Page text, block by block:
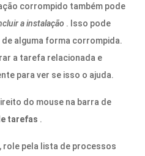
corrompido também pode
a instalação . Isso pode
alguma forma corrompida.
a tarefa relacionada e
para ver se isso o ajuda.
do mouse na barra de
tarefas .
role pela lista de processos